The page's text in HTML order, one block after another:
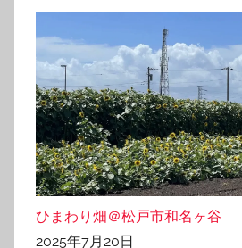
ひまわり畑＠松戸市和名ヶ谷
2025年7月20日